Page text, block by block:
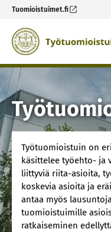
Tuomioistuimet.fi
Siirry sisältöön
Työtuomioistuin on
käsittelee työehto- ja
liittyviä riita-asioita,
koskevia asioita ja
antaa myös
tuomioistuimille
ratkaiseminen